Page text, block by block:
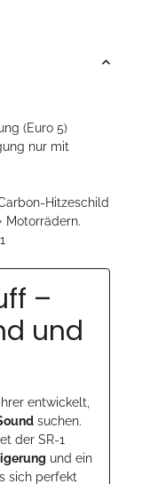
(Euro 5)
nur mit
Hitzeschild
Motorrädern.
–
und
entwickelt,
suchen.
der SR-1
und ein
sich perfekt